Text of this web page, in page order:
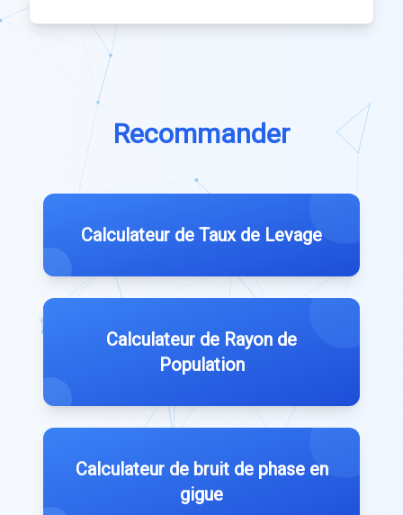
Recommander
Calculateur de Taux de Levage
Calculateur de Rayon de
Population
Calculateur de bruit de phase en
gigue